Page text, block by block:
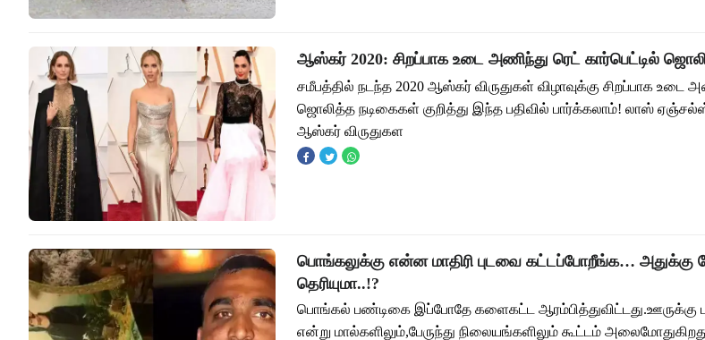
ஆஸ்கர் 2020: சிறப்பாக உடை அணிந்து ரெட் கார்பெட்டில்
சமீபத்தில் நடந்த 2020 ஆஸ்கர் விருதுகள் விழாவுக்கு சிறப்பாக உடை
ஜொலித்த நடிகைகள் குறித்து இந்த பதிவில் பார்க்கலாம்! லாஸ்
ஆஸ்கர் விருதுகள
பொங்கலுக்கு என்ன மாதிரி புடவை கட்டப்போறீங்க…
தெரியுமா..!?
பொங்கல் பண்டிகை இப்போதே களைகட்ட ஆரம்பித்துவிட்டது.ஊருக்கு
என்று மால்களிலும்,பேருந்து நிலையங்களிலும் கூட்டம்